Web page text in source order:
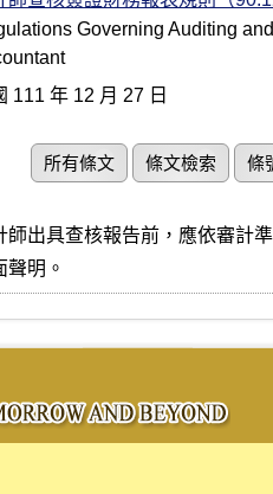
Governing Auditing
111 年 12 月 27 日
所有條文 條文檢索 條
師出具查核報告前，應依審計
聲明。